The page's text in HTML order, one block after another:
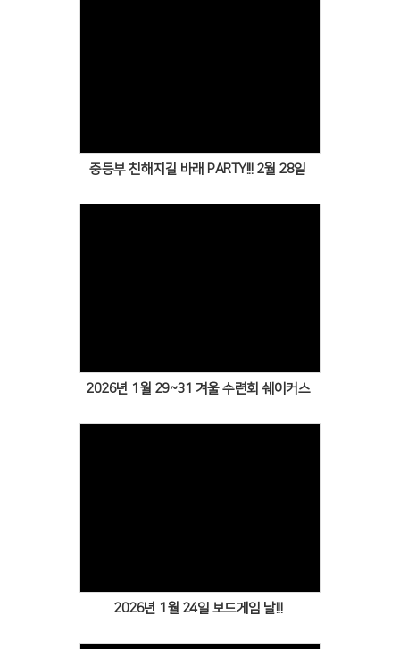
중등부 친해지길 바래 PARTY!!! 2월 28일
2026년 1월 29~31 겨울 수련회 쉐이커스
2026년 1월 24일 보드게임 날!!!